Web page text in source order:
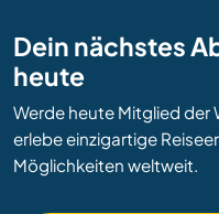
Dein nächstes
heute
Werde heute Mitglied
erlebe einzigartige
Möglichkeiten weltweit.